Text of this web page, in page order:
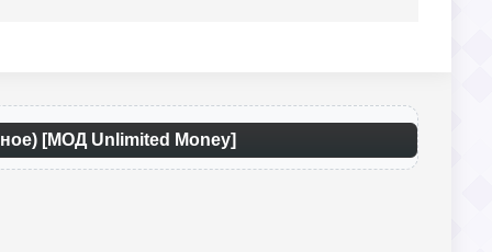
[МОД Unlimited Money]